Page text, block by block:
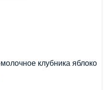
клубника яблоко